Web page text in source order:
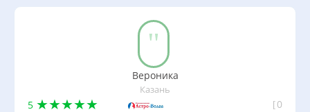
Вероника
Казань
5 0